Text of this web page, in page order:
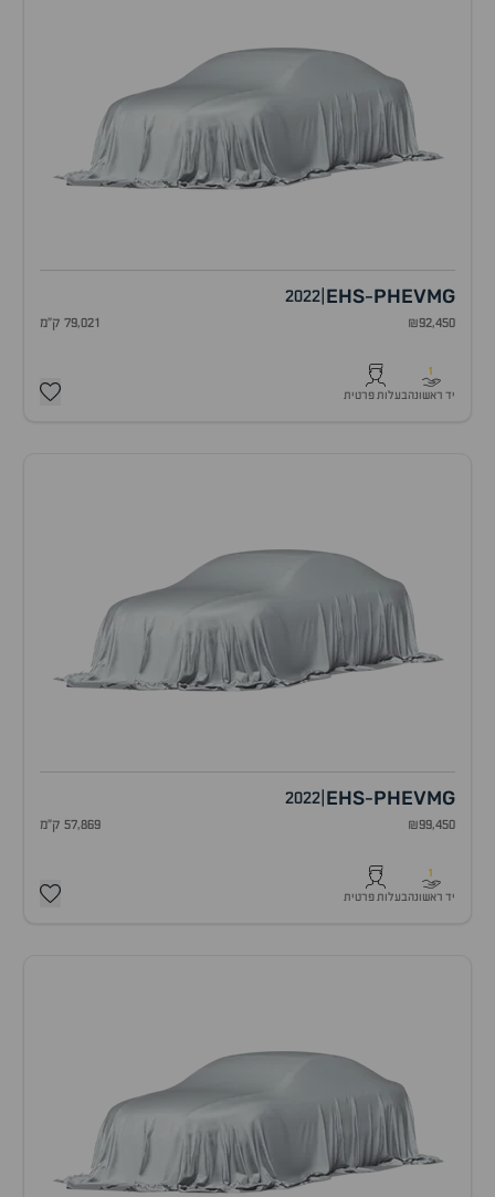
MG
EHS-PHEV
2022
₪92,450 79,021 ק"מ
1
יד ראשונהבעלות פרטית
MG
EHS-PHEV
2022
₪99,450 57,869 ק"מ
1
יד ראשונהבעלות פרטית